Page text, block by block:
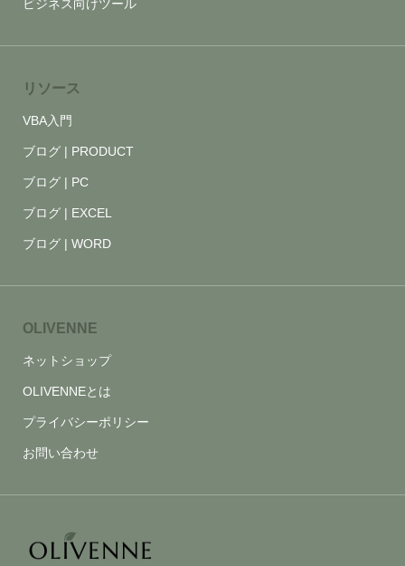
ビジネス向けツール
リソース
VBA入門
ブログ | PRODUCT
ブログ | PC
ブログ | EXCEL
ブログ | WORD
OLIVENNE
ネットショップ
OLIVENNEとは
プライバシーポリシー
お問い合わせ